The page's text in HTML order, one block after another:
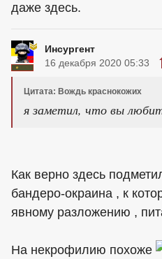
даже здесь.
Инсургент
16 декабря 2020 05:33
Цитата: Вождь краснокожих
я заметил, что вы
Как верно здесь
бандеро-окраина , к
явному разложению ,
На некрофилию похоже